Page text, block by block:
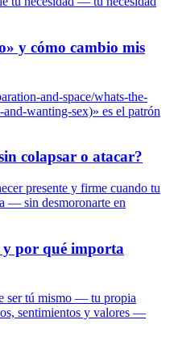
y cómo cambio mis
and-space/whats-the-
wanting-sex)» es el patrón
colapsar o atacar?
presente y firme cuando tu
— sin desmoronarte en
y por qué importa
ser tú mismo — tu propia
sentimientos y valores —